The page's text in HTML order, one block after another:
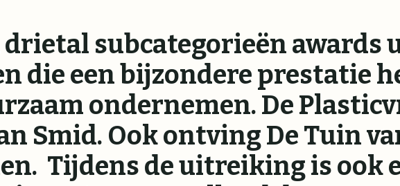
drietal subcategorieën awards
die een bijzondere prestatie
ondernemen. De
Smid. Ook ontving De Tuin
Tijdens de uitreiking is ook